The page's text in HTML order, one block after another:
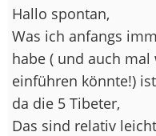
Hallo spontan,
Was ich anfangs
habe ( und auch mal
einführen könnte!)
da die 5 Tibeter,
Das sind relativ